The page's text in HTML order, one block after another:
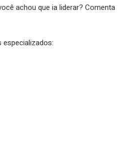
achou que ia liderar? Comenta